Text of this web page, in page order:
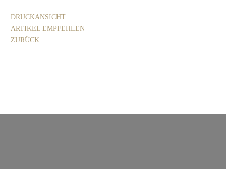
DRUCKANSICHT
ARTIKEL EMPFEHLEN
ZURÜCK